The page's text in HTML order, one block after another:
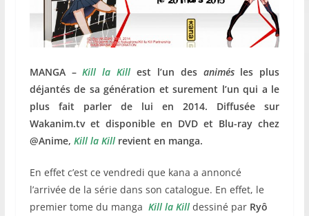
MANGA –Kill la Kill est l’un des animésles plus
déjantés de sa génération et surement l’un qui a le
plus fait parler de lui en 2014. Diffusée sur
Wakanim.tv et disponible en DVD et Blu-ray chez
@Anime, Kill la Killrevient en manga.
En effet c’est ce vendredi que kana a annoncé
l’arrivée de la série dans son catalogue. En effet, le
premier tome du manga Kill la Killdessiné par Ryô